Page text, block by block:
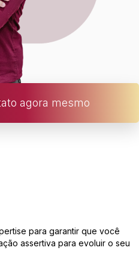
agora mesmo
para garantir que você
assertiva para evoluir o seu